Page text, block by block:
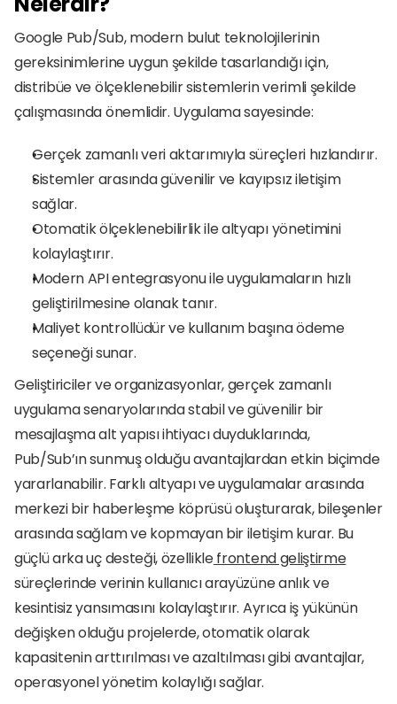
Google Pub/Sub, modern bulut teknolojilerinin
gereksinimlerine uygun şekilde tasarlandığı için,
distribüe ve ölçeklenebilir sistemlerin verimli şekilde
çalışmasında önemlidir. Uygulama sayesinde:
Gerçek zamanlı veri aktarımıyla süreçleri hızlandırır.
Sistemler arasında güvenilir ve kayıpsız iletişim
sağlar.
Otomatik ölçeklenebilirlik ile altyapı yönetimini
kolaylaştırır.
Modern API entegrasyonu ile uygulamaların hızlı
geliştirilmesine olanak tanır.
Maliyet kontrollüdür ve kullanım başına ödeme
seçeneği sunar.
Geliştiriciler ve organizasyonlar, gerçek zamanlı
uygulama senaryolarında stabil ve güvenilir bir
mesajlaşma alt yapısı ihtiyacı duyduklarında,
Pub/Sub’ın sunmuş olduğu avantajlardan etkin biçimde
yararlanabilir. Farklı altyapı ve uygulamalar arasında
merkezi bir haberleşme köprüsü oluşturarak, bileşenler
arasında sağlam ve kopmayan bir iletişim kurar. Bu
güçlü arka uç desteği, özellikle frontend geliştirme
süreçlerinde verinin kullanıcı arayüzüne anlık ve
kesintisiz yansımasını kolaylaştırır. Ayrıca iş yükünün
değişken olduğu projelerde, otomatik olarak
kapasitenin arttırılması ve azaltılması gibi avantajlar,
operasyonel yönetim kolaylığı sağlar.